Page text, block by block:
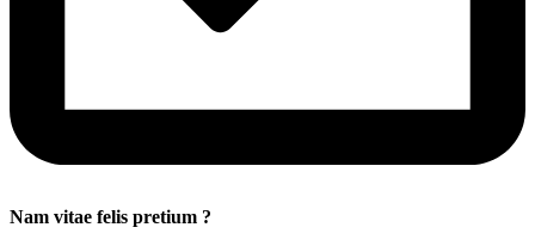
Nam vitae felis pretium ?